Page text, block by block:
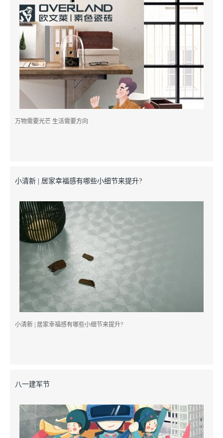
万物需要光芒 生活需要方向
小清新 | 居家幸福感有哪些小细节来提升? ​
小清新 | 居家幸福感有哪些小细节来提升? ​
八一建军节